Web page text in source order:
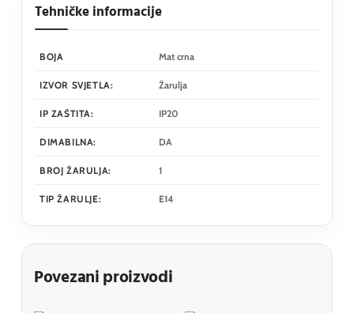
Tehničke informacije
BOJA Mat crna
IZVOR SVJETLA: Žarulja
IP ZAŠTITA: IP20
DIMABILNA: DA
BROJ ŽARULJA: 1
TIP ŽARULJE: E14
Povezani proizvodi